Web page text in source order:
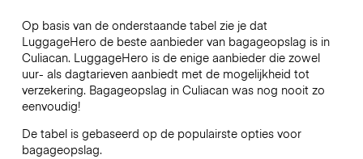
Op basis van de onderstaande tabel zie je dat
LuggageHero de beste aanbieder van bagageopslag is in
Culiacan. LuggageHero is de enige aanbieder die zowel
uur- als dagtarieven aanbiedt met de mogelijkheid tot
verzekering. Bagageopslag in Culiacanwas nog nooit zo
eenvoudig!
De tabel is gebaseerd op de populairste opties voor
bagageopslag.